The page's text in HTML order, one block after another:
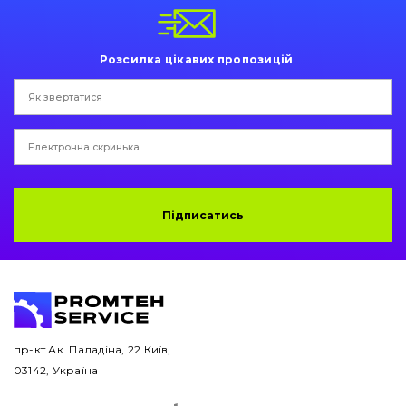
Гідравліка
Трансмісія
Навісне обладнання
Буровий інструмент
Розсилка цікавих пропозицій
Підписатись
пр-кт Ак. Паладіна, 22 Київ,
03142, Україна